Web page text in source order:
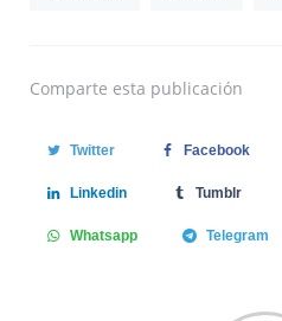
Comparte esta publicación
Twitter Facebook
Linkedin Tumblr
Whatsapp Telegram